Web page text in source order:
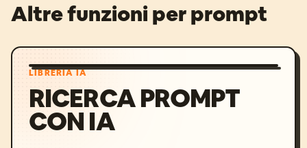
Altre funzioni per prompt
LIBRERIA IA
RICERCA PROMPT
CON IA